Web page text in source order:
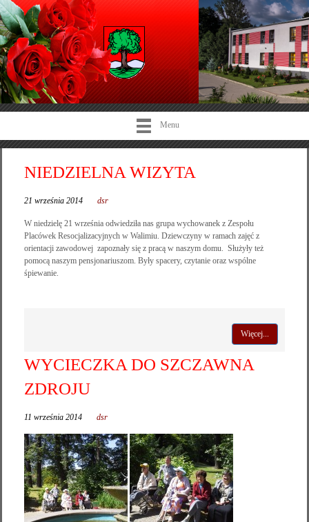
Menu
NIEDZIELNA WIZYTA
21 września 2014 dsr
W niedzielę 21 września odwiedziła nas grupa wychowanek z Zespołu
Placówek Resocjalizacyjnych w Walimiu. Dziewczyny w ramach zajęć z
orientacji zawodowej zapoznały się z pracą w naszym domu. Służyły też
pomocą naszym pensjonariuszom. Były spacery, czytanie oraz wspólne
śpiewanie.
Więcej...
WYCIECZKA DO SZCZAWNA
ZDROJU
11 września 2014 dsr